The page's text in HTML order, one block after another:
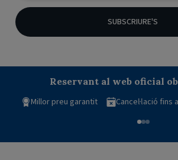
SUBSCRIURE'S
Reservant al web oficial
Millor preu garantit
Cancel·lació fins